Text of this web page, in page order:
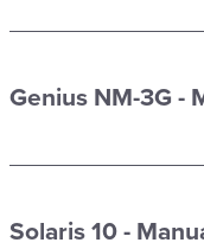
Genius NM-3G -
Solaris 10 -